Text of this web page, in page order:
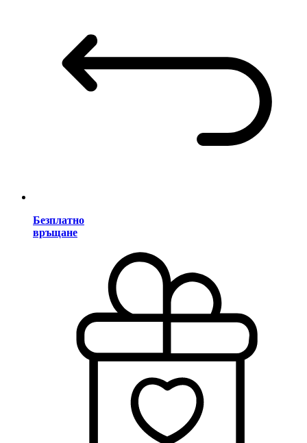
Безплатно
връщане